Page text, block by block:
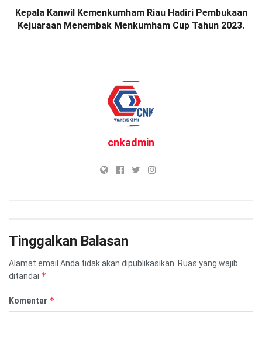
Kepala Kanwil Kemenkumham Riau Hadiri Pembukaan
Kejuaraan Menembak Menkumham Cup Tahun 2023.
cnkadmin
Tinggalkan Balasan
Alamat email Anda tidak akan dipublikasikan. Ruas yang wajib
ditandai *
Komentar *